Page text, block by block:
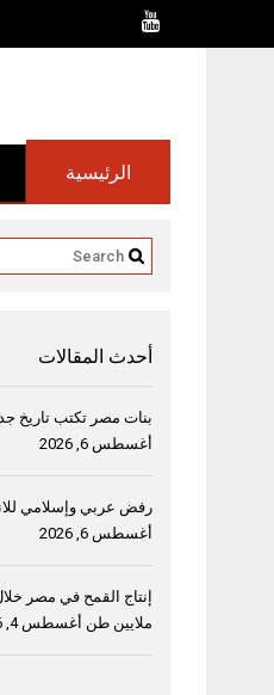
الرئيسية
أحدث المقالات
بنات مصر تكتب تاريخ
أغسطس 6, 2026
رفض عربي وإسلامي
أغسطس 6, 2026
ملايين طن أغسطس 4, 2026